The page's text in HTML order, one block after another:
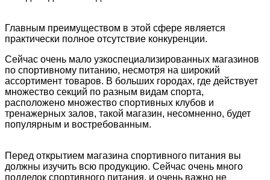
Главным преимуществом в этой сфере является
практически полное отсутствие конкуренции.
Сейчас очень мало узкоспециализированных магазинов
по спортивному питанию, несмотря на широкий
ассортимент товаров. В больших городах, где действует
множество секций по разным видам спорта,
расположено множество спортивных клубов и
тренажерных залов, такой магазин, несомненно, будет
популярным и востребованным.
Перед открытием магазина спортивного питания вы
должны изучить всю продукцию. Сейчас очень много
подделок спортивного питания, и очень важно не